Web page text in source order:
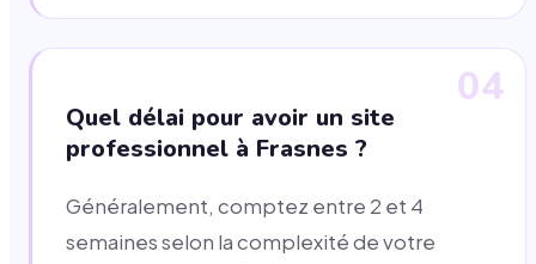
04
Quel délai pour avoir un site
professionnel à Frasnes ?
Généralement, comptez entre 2 et 4
semaines selon la complexité de votre